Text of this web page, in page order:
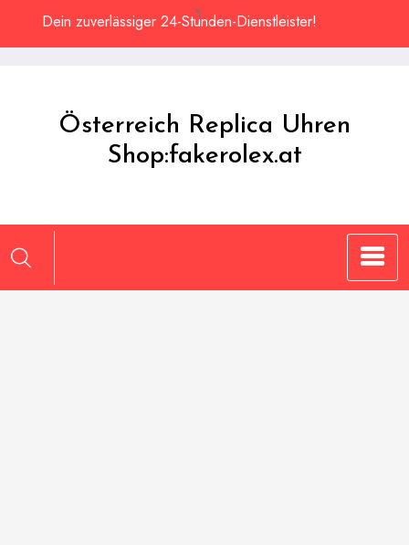
Dein zuverlässiger 24-Stunden-Dienstleister!
Österreich Replica Uhren
Shop:fakerolex.at